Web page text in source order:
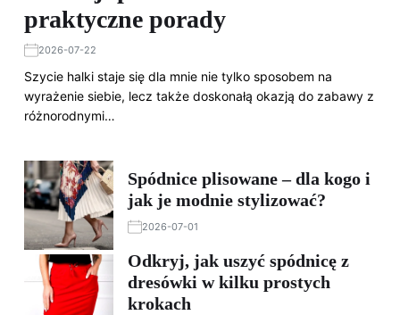
praktyczne porady
2026-07-22
Szycie halki staje się dla mnie nie tylko sposobem na
wyrażenie siebie, lecz także doskonałą okazją do zabawy z
różnorodnymi…
Spódnice plisowane – dla kogo i
jak je modnie stylizować?
2026-07-01
Odkryj, jak uszyć spódnicę z
dresówki w kilku prostych
krokach